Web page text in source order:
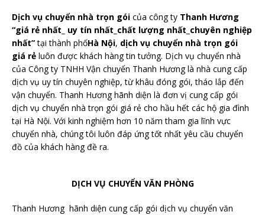
Dịch vụ chuyển nhà trọn gói của công ty Thanh Hương
“giá rẻ nhất_ uy tín nhất_chất lượng nhất_chuyên nghiệp
nhất”tại thành phốHà Nội, dịch vụ chuyển nhà trọn gói
giá rẻ luôn được khách hàng tin tưởng. Dịch vụ chuyển nhà
của Công ty TNHH Vận chuyển Thanh Hương là nhà cung cấp
dịch vụ uy tín chuyên nghiệp, từ khâu đóng gói, tháo lắp đến
vận chuyển. Thanh Hương hãnh diện là đơn vị cung cấp gói
dịch vụ chuyển nhà trọn gói giá rẻ cho hầu hết các hộ gia đình
tại Hà Nội. Với kinh nghiệm hơn 10 năm tham gia lĩnh vực
chuyển nhà, chúng tôi luôn đáp ứng tốt nhất yêu cầu chuyển
đồ của khách hàng đề ra.
DỊCH VỤ CHUYỂN VĂN PHÒNG
Thanh Hương hãnh diện cung cấp gói dịch vụ chuyển văn